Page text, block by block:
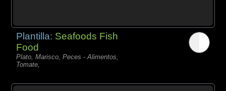
Plantilla: Seafoods Fish
Food
Plato, Marisco, Peces - Alimentos,
Tomate,